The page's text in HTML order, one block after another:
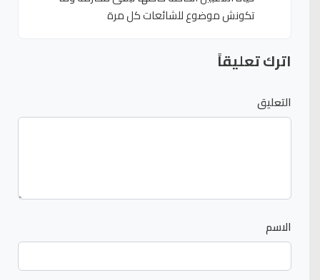
تكونش موضوع للشائعات كل مرة
اترك تعليقاً
التعليق
الاسم